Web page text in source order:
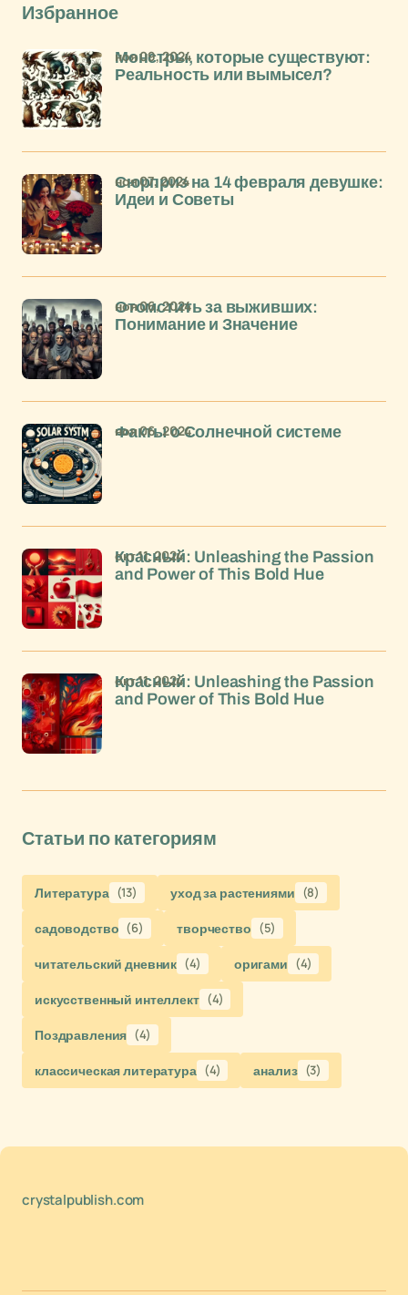
Избранное
Монстры, которые существуют:
Реальность или вымысел?
ноя 09, 2024
Сюрприз на 14 февраля девушке:
Идеи и Советы
ноя 07, 2024
Отомстить за выживших:
Понимание и Значение
ноя 06, 2024
Факты о Солнечной системе
ноя 06, 2024
Красный: Unleashing the Passion
and Power of This Bold Hue
окт 11, 2024
Красный: Unleashing the Passion
and Power of This Bold Hue
окт 11, 2024
Статьи по категориям
Литература (13) уход за растениями (8)
садоводство (6) творчество (5)
читательский дневник (4) оригами (4)
искусственный интеллект (4)
Поздравления (4)
классическая литература (4) анализ (3)
crystalpublish.com